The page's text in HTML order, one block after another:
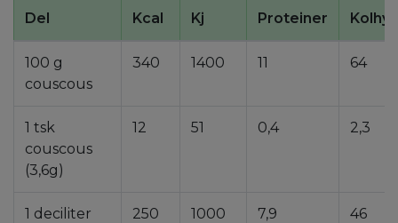
Del Kcal Kj Proteiner
100 g
couscous
340 1400 11 64
1 tsk
couscous
(3,6g)
12 51 0,4 2,3
1 deciliter
250 1000 7,9 46